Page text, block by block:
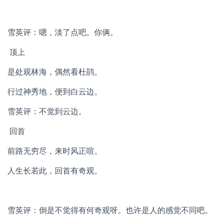
雪英评：嗯，淡了点吧。你俩。
顶上
是处观林海，偶然看杜鹃。
行过神秀地，便到白云边。
雪英评：不觉到云边。
回首
前路无穷尽，来时风正喧。
人生长若此，回首有奇观。
雪英评：倒是不觉得有何奇观呀。也许是人的感觉不同吧。